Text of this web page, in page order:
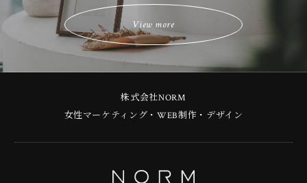
View more
株式会社NORM
女性マーケティング・WEB制作・デザイン